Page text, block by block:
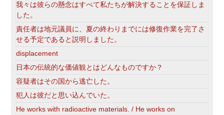
我々は彼らの懸念はすべて私たちが解決することを保証しま
した。
責任者は地元議員に、夏の終わりまでには修復作業を完了さ
せる予定であると説明しました。
displacement
日本の伝統的な価値観とはどんなものですか？
容疑者はその国から逃亡した。
犯人は彼だと思い込んでいた。
He works with radioactive materials. / He works on